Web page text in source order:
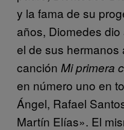
y la fama de su
años, Diomedes
el de sus hermanos
canción Mi primera
en número uno en
Ángel, Rafael
Martín Elías». El